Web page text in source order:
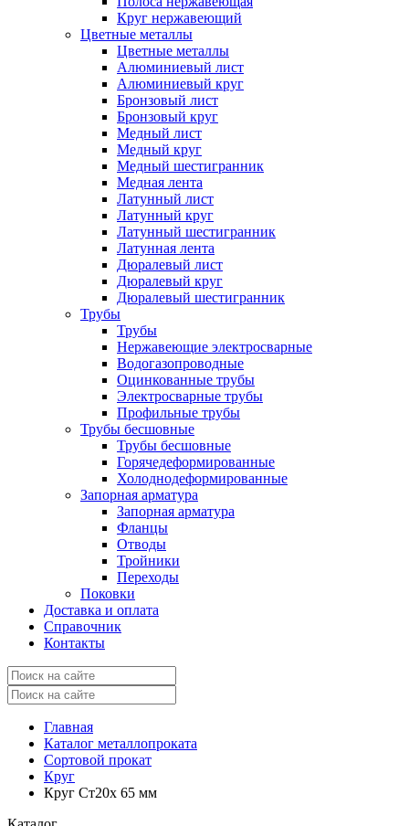
Круг нержавеющий
Цветные металлы
Цветные металлы
Алюминиевый лист
Алюминиевый круг
Бронзовый лист
Бронзовый круг
Медный лист
Медный круг
Медный шестигранник
Медная лента
Латунный лист
Латунный круг
Латунный шестигранник
Латунная лента
Дюралевый лист
Дюралевый круг
Дюралевый шестигранник
Трубы
Трубы
Нержавеющие электросварные
Водогазопроводные
Оцинкованные трубы
Электросварные трубы
Профильные трубы
Трубы бесшовные
Трубы бесшовные
Горячедеформированные
Холоднодеформированные
Запорная арматура
Запорная арматура
Фланцы
Отводы
Тройники
Переходы
Поковки
Доставка и оплата
Справочник
Контакты
Главная
Каталог металлопроката
Сортовой прокат
Круг
Круг Ст20х 65 мм